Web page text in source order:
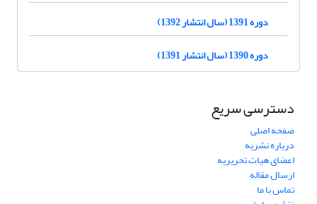
دوره 1391 (سال انتشار 1392)
دوره 1390 (سال انتشار 1391)
دسترسی سریع
صفحه اصلی
درباره نشریه
اعضای هیات تحریریه
ارسال مقاله
تماس با ما